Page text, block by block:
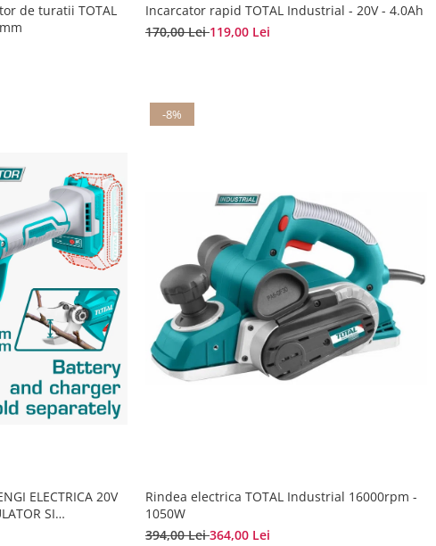
de turatii TOTAL
Incarcator rapid TOTAL Industrial - 20V - 4.0Ah
170,00 Lei119,00 Lei
ELECTRICA 20V
SI
-8%
Rindea electrica TOTAL Industrial 16000rpm -
1050W
394,00 Lei364,00 Lei